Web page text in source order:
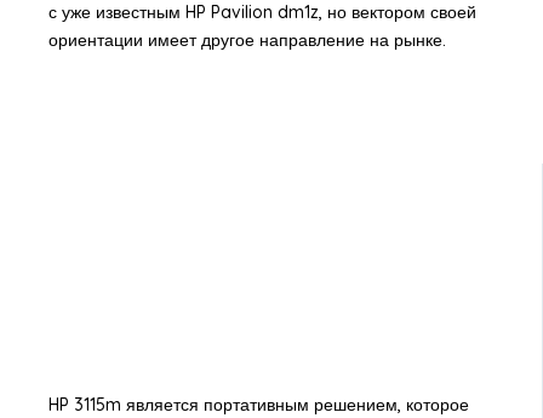
с уже известным HP Pavilion dm1z, но вектором своей
ориентации имеет другое направление на рынке.
HP 3115m является портативным решением, которое